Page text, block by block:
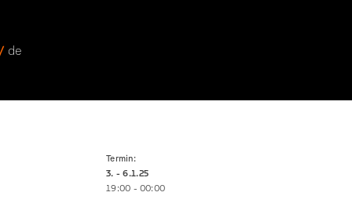
de
Termin:
3. - 6.1.25
19:00 - 00:00